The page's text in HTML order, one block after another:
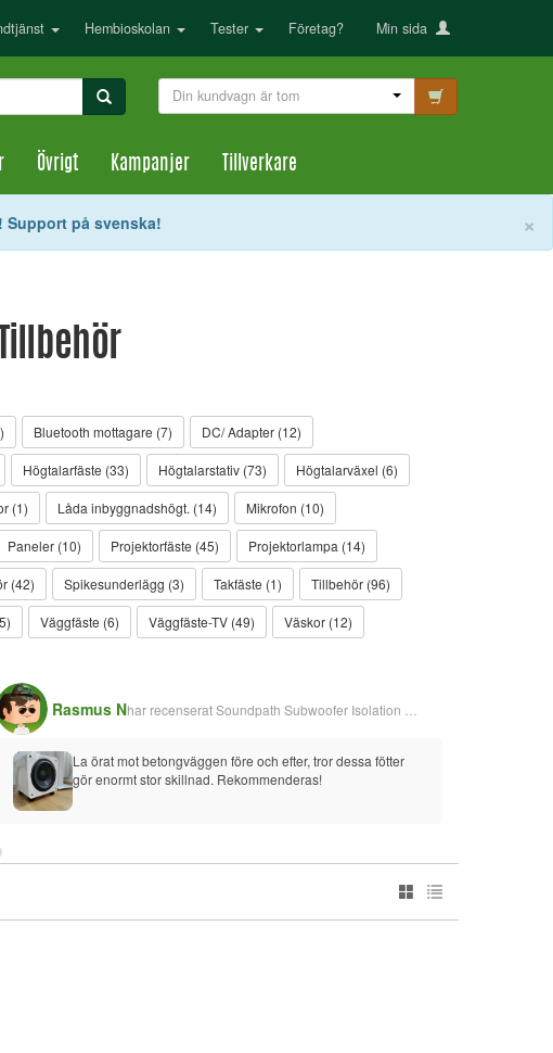
Hembioskolan Tester Företag? Min sida
Din kundvagn är tom
Övrigt Kampanjer Tillverkare
×
på svenska!
Bluetooth mottagare (7) DC/ Adapter (12)
Högtalarfäste (33) Högtalarstativ (73) Högtalarväxel (6)
(1) Låda inbyggnadshögt. (14) Mikrofon (10)
Paneler (10) Projektorfäste (45) Projektorlampa (14)
(42) Spikesunderlägg (3) Takfäste (1) Tillbehör (96)
Väggfäste (6) Väggfäste-TV (49) Väskor (12)
Rasmus Nhar recenseratSoundpath Subwoofer Isolation dämpfötter
La örat mot betongväggen före och efter, tror dessa fötter
gör enormt stor skillnad. Rekommenderas!